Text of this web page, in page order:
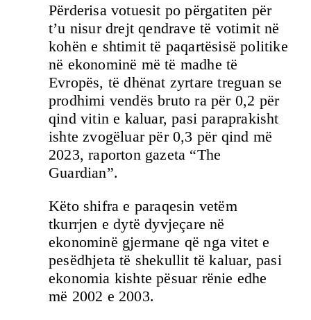
Përderisa votuesit po përgatiten për
t’u nisur drejt qendrave të votimit në
kohën e shtimit të paqartësisë politike
në ekonominë më të madhe të
Evropës, të dhënat zyrtare treguan se
prodhimi vendës bruto ra për 0,2 për
qind vitin e kaluar, pasi paraprakisht
ishte zvogëluar për 0,3 për qind më
2023, raporton gazeta “The
Guardian”.
Këto shifra e paraqesin vetëm
tkurrjen e dytë dyvjeçare në
ekonominë gjermane që nga vitet e
pesëdhjeta të shekullit të kaluar, pasi
ekonomia kishte pësuar rënie edhe
më 2002 e 2003.